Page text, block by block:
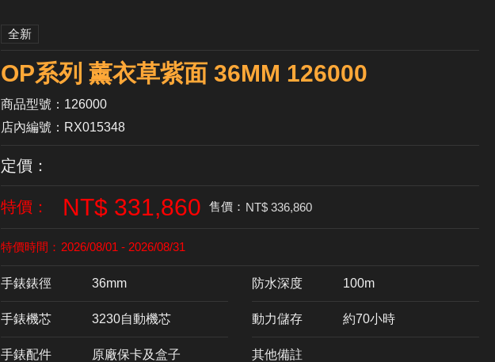
全新
OP系列 薰衣草紫面 36MM 126000
商品型號：126000
店內編號：RX015348
定價：
特價： NT$ 331,860 售價：NT$ 336,860
特價時間：2026/08/01 - 2026/08/31
手錶錶徑 36mm 防水深度 100m
手錶機芯 ​3230自動機芯 動力儲存 約70小時
手錶配件 原廠保卡及盒子 其他備註